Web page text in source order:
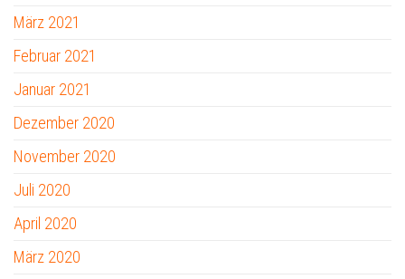
März 2021
Februar 2021
Januar 2021
Dezember 2020
November 2020
Juli 2020
April 2020
März 2020